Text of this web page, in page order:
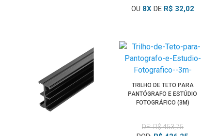
OU 8XDE R$ 32,02
TRILHO DE TETO PARA
PANTÓGRAFO E ESTÚDIO
FOTOGRÁFICO (3M)
DE: R$ 453,75